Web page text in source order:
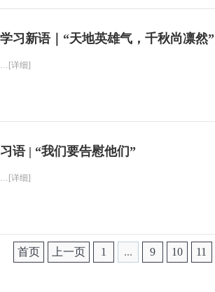
学习新语｜“天地英雄气，千秋尚凛然”
…[详细]
习语 | “我们要告慰他们”
…[详细]
首页 上一页 1 ... 9 10 11